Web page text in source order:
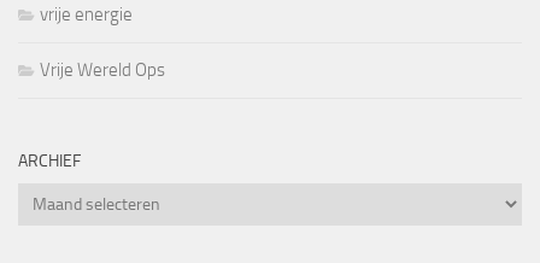
vrije energie
Vrije Wereld Ops
ARCHIEF
Archief